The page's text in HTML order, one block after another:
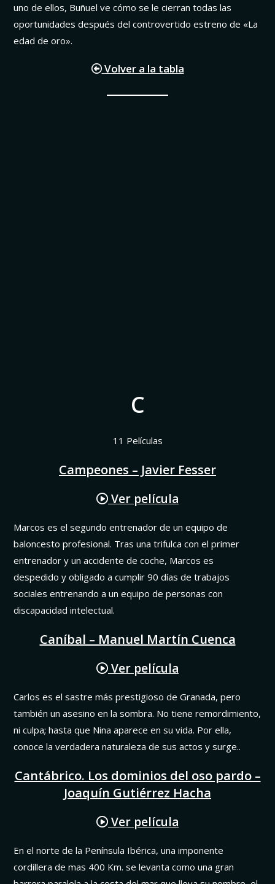
uno de ellos, Buñuel ve cómo se le cierran todas las
oportunidades después del controvertido estreno de «La
edad de oro».
Volver a la tabla
C
11 Películas
Campeones – Javier Fesser
Ver película
Marcos es el segundo entrenador de un equipo de
baloncesto profesional. Tras una trifulca con el primer
entrenador y un accidente de coche, Marcos es
despedido y obligado a cumplir 90 días de trabajos
sociales entrenando a un equipo de personas con
discapacidad intelectual.
Caníbal – Manuel Martín Cuenca
Ver película
Carlos es el sastre más prestigioso de Granada, pero
también un asesino en la sombra. No tiene remordimiento,
ni culpa; hasta que Nina aparece en su vida. Por ella,
conoce la verdadera naturaleza de sus actos y surge..
Cantábrico. Los dominios del oso pardo –
Joaquín Gutiérrez Hacha
Ver película
En el norte de la Península Ibérica, una imponente
cordillera de mas 400 Km. se levanta como una gran